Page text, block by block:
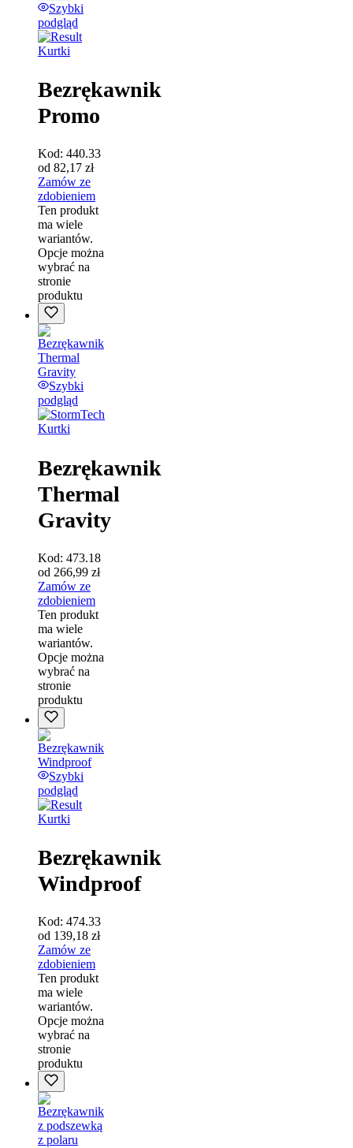
Szybki
podgląd
Kurtki
Bezrękawnik
Promo
Kod: 440.33
od 82,17 zł
Zamów ze
zdobieniem
Ten produkt
ma wiele
wariantów.
Opcje można
wybrać na
stronie
produktu
Szybki
podgląd
Kurtki
Bezrękawnik
Thermal
Gravity
Kod: 473.18
od 266,99 zł
Zamów ze
zdobieniem
Ten produkt
ma wiele
wariantów.
Opcje można
wybrać na
stronie
produktu
Szybki
podgląd
Kurtki
Bezrękawnik
Windproof
Kod: 474.33
od 139,18 zł
Zamów ze
zdobieniem
Ten produkt
ma wiele
wariantów.
Opcje można
wybrać na
stronie
produktu